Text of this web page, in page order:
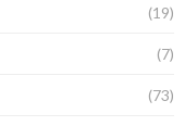
(19)
(7)
(73)